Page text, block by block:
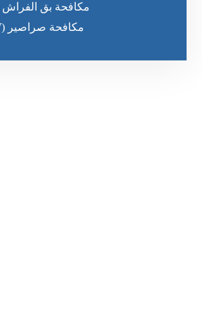
مكافحة بق الفراش
مكافحة صراصير (7)